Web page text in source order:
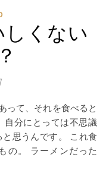
くない
自分にとっては不思議
思うんです。 これ食
の。 ラーメンだった